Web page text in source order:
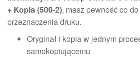
+ Kopia (500-2), masz pewność co
przeznaczenia druku.
Oryginał i kopia w jednym
samokopiującemu